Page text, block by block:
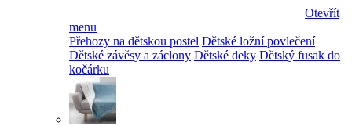
Otevřít
menu
Přehozy na dětskou postel Dětské ložní povlečení
Dětské závěsy a záclony Dětské deky Dětský fusak do
kočárku